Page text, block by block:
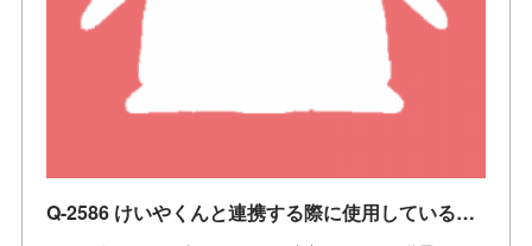
Q-2586 けいやくんと連携する際に使用しているコードを一覧で確認したい